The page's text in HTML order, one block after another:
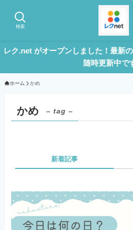
検索
レク.net がオープンしました！最新
随時更新中で
ホーム かめ
かめ – tag –
新着記事